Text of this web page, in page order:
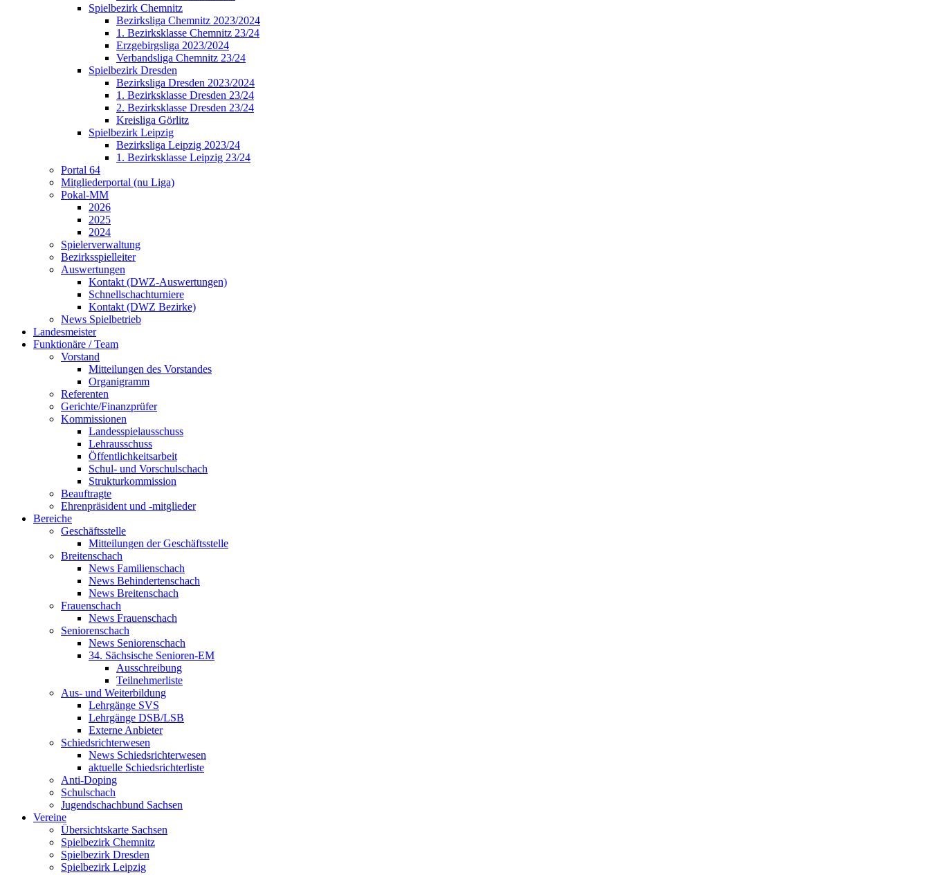
Spielbezirk Chemnitz
Bezirksliga Chemnitz 2023/2024
1. Bezirksklasse Chemnitz 23/24
Erzgebirgsliga 2023/2024
Verbandsliga Chemnitz 23/24
Spielbezirk Dresden
Bezirksliga Dresden 2023/2024
1. Bezirksklasse Dresden 23/24
2. Bezirksklasse Dresden 23/24
Kreisliga Görlitz
Spielbezirk Leipzig
Bezirksliga Leipzig 2023/24
1. Bezirksklasse Leipzig 23/24
Portal 64
Mitgliederportal (nu Liga)
Pokal-MM
2026
2025
2024
Spielerverwaltung
Bezirksspielleiter
Auswertungen
Kontakt (DWZ-Auswertungen)
Schnellschachturniere
Kontakt (DWZ Bezirke)
News Spielbetrieb
Landesmeister
Funktionäre / Team
Vorstand
Mitteilungen des Vorstandes
Organigramm
Referenten
Gerichte/Finanzprüfer
Kommissionen
Landesspielausschuss
Lehrausschuss
Öffentlichkeitsarbeit
Schul- und Vorschulschach
Strukturkommission
Beauftragte
Ehrenpräsident und -mitglieder
Bereiche
Geschäftsstelle
Mitteilungen der Geschäftsstelle
Breitenschach
News Familienschach
News Behindertenschach
News Breitenschach
Frauenschach
News Frauenschach
Seniorenschach
News Seniorenschach
34. Sächsische Senioren-EM
Ausschreibung
Teilnehmerliste
Aus- und Weiterbildung
Lehrgänge SVS
Lehrgänge DSB/LSB
Externe Anbieter
Schiedsrichterwesen
News Schiedsrichterwesen
aktuelle Schiedsrichterliste
Anti-Doping
Schulschach
Jugendschachbund Sachsen
Vereine
Übersichtskarte Sachsen
Spielbezirk Chemnitz
Spielbezirk Dresden
Spielbezirk Leipzig